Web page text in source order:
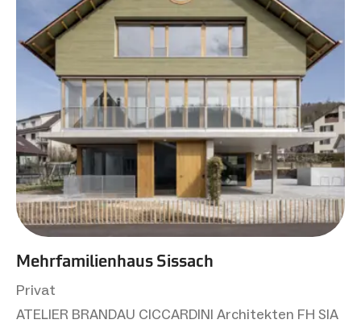
Mehrfamilienhaus Sissach
Privat
ATELIER BRANDAU CICCARDINI Architekten FH SIA